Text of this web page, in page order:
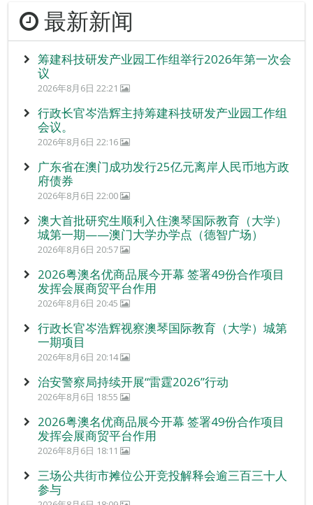
最新新闻
筹建科技研发产业园工作组举行2026年第一次会
议
2026年8月6日 22:21
行政长官岑浩辉主持筹建科技研发产业园工作组
会议。
2026年8月6日 22:16
广东省在澳门成功发行25亿元离岸人民币地方政
府债券
2026年8月6日 22:00
澳大首批研究生顺利入住澳琴国际教育（大学）
城第一期——澳门大学办学点（德智广场）
2026年8月6日 20:57
2026粤澳名优商品展今开幕 签署49份合作项目
发挥会展商贸平台作用
2026年8月6日 20:45
行政长官岑浩辉视察澳琴国际教育（大学）城第
一期项目
2026年8月6日 20:14
治安警察局持续开展“雷霆2026”行动
2026年8月6日 18:55
2026粤澳名优商品展今开幕 签署49份合作项目
发挥会展商贸平台作用
2026年8月6日 18:11
三场公共街市摊位公开竞投解释会逾三百三十人
参与